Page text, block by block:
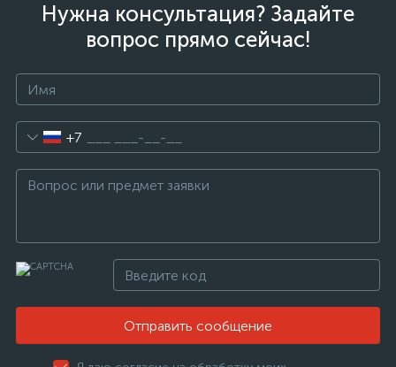
Нужна консультация? Задайте
вопрос прямо сейчас!
+7
Отправить сообщение